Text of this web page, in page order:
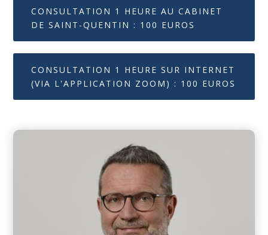
CONSULTATION 1 HEURE AU CABINET
DE SAINT-QUENTIN : 100 EUROS
CONSULTATION 1 HEURE SUR INTERNET
(VIA L'APPLICATION ZOOM) : 100 EUROS